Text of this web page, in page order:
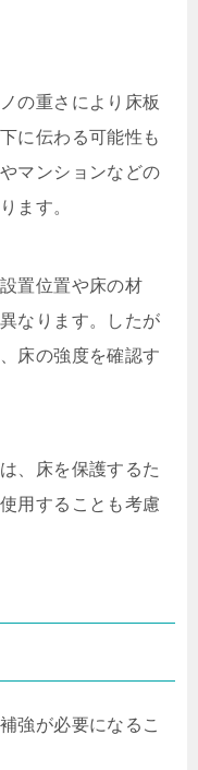
の重さにより床板
に伝わる可能性も
マンションなどの
ます。
置位置や床の材
なります。したが
床の強度を確認す
、床を保護するた
用することも考慮
強が必要になるこ